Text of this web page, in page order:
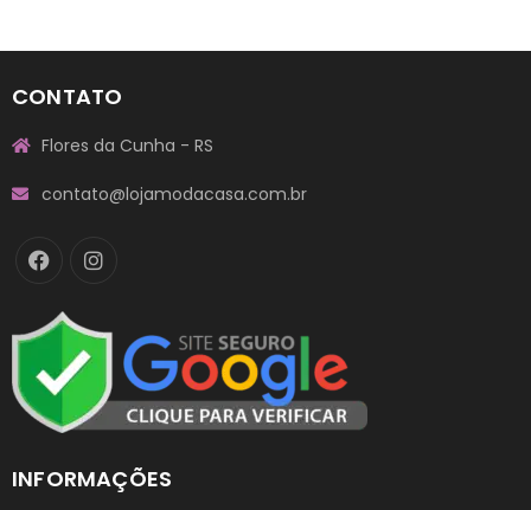
CONTATO
Flores da Cunha - RS
contato@lojamodacasa.com.br
INFORMAÇÕES